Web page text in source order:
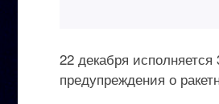
22 декабря
предупреждения о